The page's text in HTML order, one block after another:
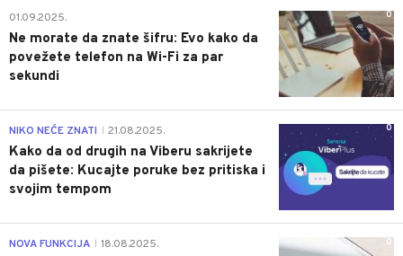
0
01.09.2025.
Ne morate da znate šifru: Evo kako da
povežete telefon na Wi-Fi za par
sekundi
0
NIKO NEĆE ZNATI 21.08.2025.
Kako da od drugih na Viberu sakrijete
da pišete: Kucajte poruke bez pritiska i
svojim tempom
0
NOVA FUNKCIJA 18.08.2025.